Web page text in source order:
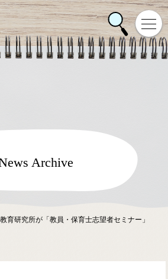
Archive
育研究所が「教員・保育士志望者セミナー」